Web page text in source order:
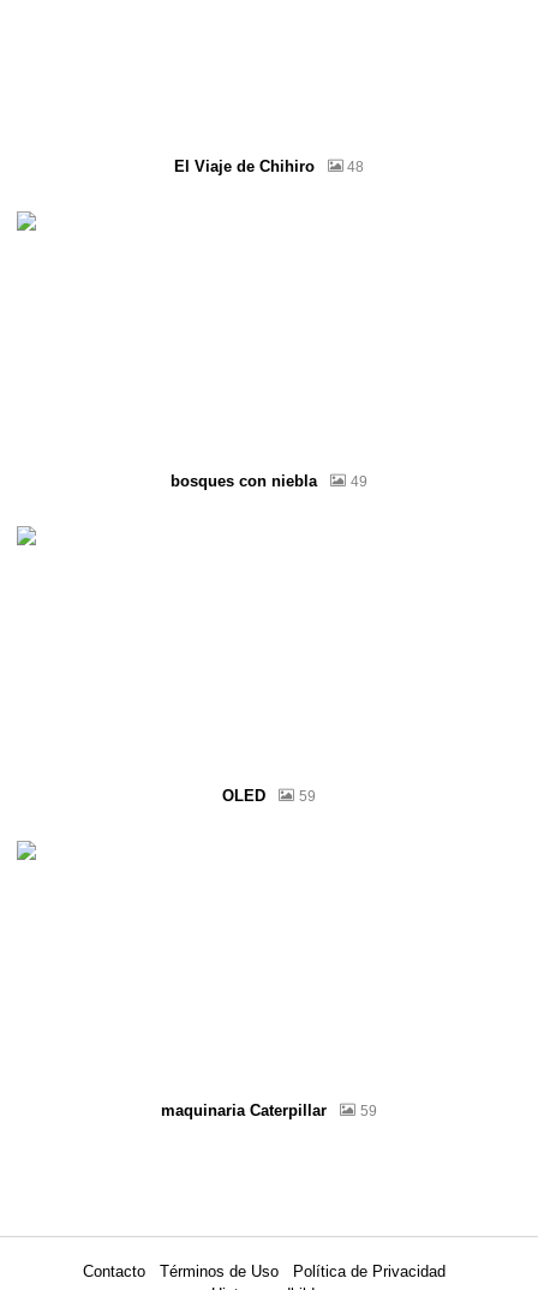
El Viaje de Chihiro 48
bosques con niebla 49
OLED 59
maquinaria Caterpillar 59
Contacto Términos de Uso
Política de Privacidad